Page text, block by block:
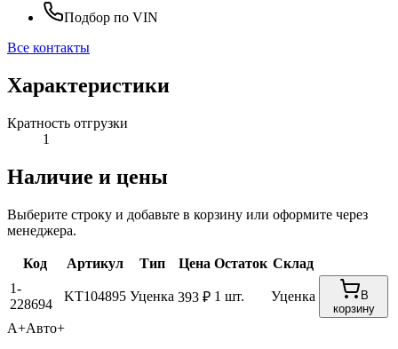
Подбор по VIN
Все контакты
Характеристики
Кратность отгрузки
1
Наличие и цены
Выберите строку и добавьте в корзину или оформите через
менеджера.
Код Артикул Тип Цена Остаток Склад
1-
228694
KT104895 Уценка 393 ₽ 1 шт. Уценка
В
корзину
А+Авто+